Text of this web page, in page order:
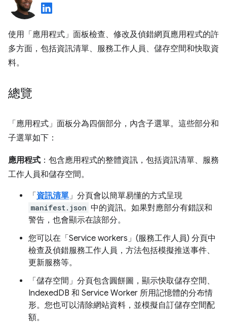
使用「應用程式」 面板檢查、修改及偵錯網頁應用程式的許
多方面，包括資訊清單、服務工作人員、儲存空間和快取資
料。
總覽
「應用程式」 面板分為四個部分，內含子選單。這些部分和
子選單如下：
應用程式 ：包含應用程式的整體資訊，包括資訊清單、服務
工作人員和儲存空間。
「 資訊清單」分頁會以簡單易懂的方式呈現
manifest.json 中的資訊。如果對應部分有錯誤和
警告，也會顯示在該部分。
您可以在「Service workers」(服務工作人員) 分頁中
檢查及偵錯服務工作人員，方法包括模擬推送事件、
更新服務等。
「儲存空間」 分頁包含圓餅圖，顯示快取儲存空間、
IndexedDB 和 Service Worker 所用記憶體的分布情
形。您也可以清除網站資料，並模擬自訂儲存空間配
額。